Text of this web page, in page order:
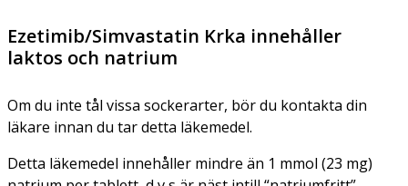
Ezetimib/Simvastatin Krka innehåller
laktos och natrium
Om du inte tål vissa sockerarter, bör du kontakta din
läkare innan du tar detta läkemedel.
Detta läkemedel innehåller mindre än 1 mmol (23 mg)